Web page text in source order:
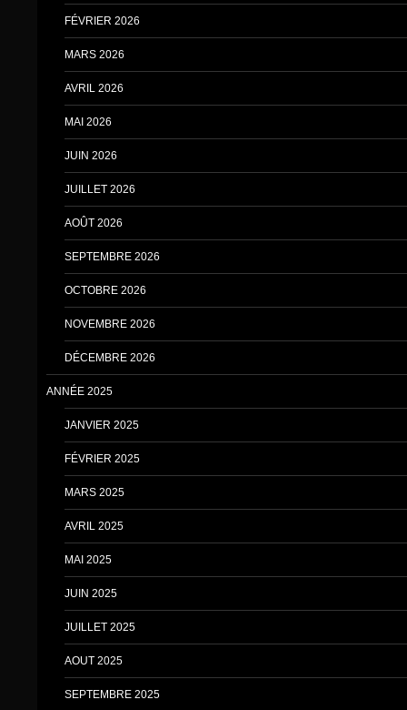
FÉVRIER 2026
MARS 2026
AVRIL 2026
MAI 2026
JUIN 2026
JUILLET 2026
AOÛT 2026
SEPTEMBRE 2026
OCTOBRE 2026
NOVEMBRE 2026
DÉCEMBRE 2026
ANNÉE 2025
JANVIER 2025
FÉVRIER 2025
MARS 2025
AVRIL 2025
MAI 2025
JUIN 2025
JUILLET 2025
AOUT 2025
SEPTEMBRE 2025